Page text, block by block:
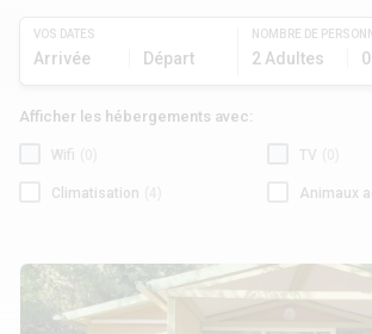
VOS DATES
Arrivée Départ
NOMBRE DE
2 Adultes
Afficher les hébergements avec:
Wifi TV
Climatisation Animaux